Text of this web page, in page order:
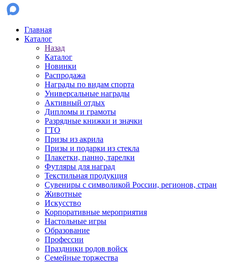
Главная
Каталог
Назад
Каталог
Новинки
Распродажа
Награды по видам спорта
Универсальные награды
Активный отдых
Дипломы и грамоты
Разрядные книжки и значки
ГТО
Призы из акрила
Призы и подарки из стекла
Плакетки, панно, тарелки
Футляры для наград
Текстильная продукция
Сувениры с символикой России, регионов, стран
Животные
Искусство
Корпоративные мероприятия
Настольные игры
Образование
Профессии
Праздники родов войск
Семейные торжества